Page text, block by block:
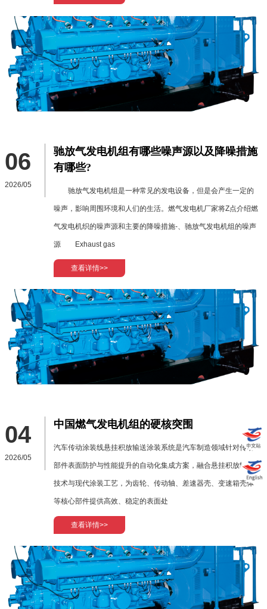
06
2026/05
驰放气发电机组有哪些噪声源以及降噪措施
有哪些?
驰放气发电机组是一种常见的发电设备，但是会产生一定的
噪声，影响周围环境和人们的生活。燃气发电机厂家将Z点介绍燃
气发电机织的噪声源和主要的降噪措施-、驰放气发电机组的噪声
源 Exhaust gas
查看详情>>
04
2026/05
中国燃气发电机组的硬核突围
汽车传动涂装线悬挂积放输送涂装系统是汽车制造领域针对传动
部件表面防护与性能提升的自动化集成方案，融合悬挂积放输送
技术与现代涂装工艺，为齿轮、传动轴、差速器壳、变速箱壳体
等核心部件提供高效、稳定的表面处
查看详情>>